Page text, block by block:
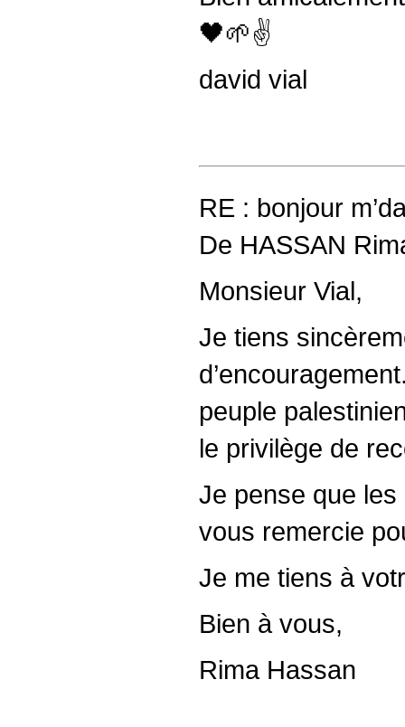
🖤🌱✌️
david vial
RE : bonjour
De HASSAN
Monsieur Vial,
Je tiens
peuple
le privilège de
Je pense que les
vous remercie
Je me tiens à
Bien à vous,
Rima Hassan